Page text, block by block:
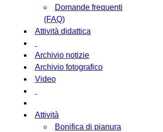
Domande frequenti
(FAQ)
Attività didattica
Archivio notizie
Archivio fotografico
Video
Attività
Bonifica di pianura